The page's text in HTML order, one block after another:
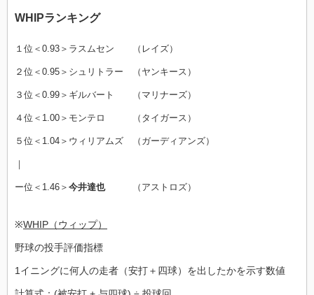
WHIPランキング
１位＜0.93＞ラスムセン （レイズ）
２位＜0.95＞シュリトラー （ヤンキース）
３位＜0.99＞ギルバート （マリナーズ）
４位＜1.00＞モンテロ （タイガース）
５位＜1.04＞ウィリアムズ （ガーディアンズ）
｜
ー位＜1.46＞ 今井達也（アストロズ）
※WHIP（ウィップ）
野球の投手評価指標
1イニングに何人の走者（安打＋四球）を出したかを示す数値